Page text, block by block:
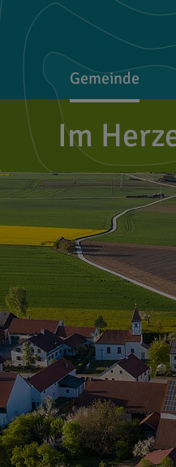
Gemeinde
Im